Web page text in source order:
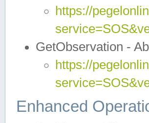
https://
GetObservation -
https://
Enhanced